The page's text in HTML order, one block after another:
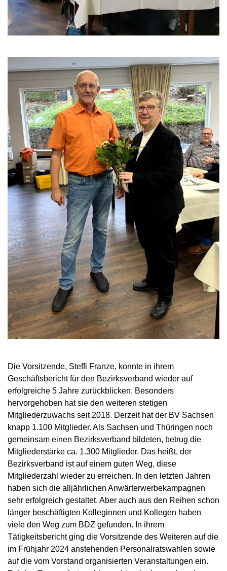
Die Vorsitzende, Steffi Franze, konnte in ihrem
Geschäftsbericht für den Bezirksverband wieder auf
erfolgreiche 5 Jahre zurückblicken. Besonders
hervorgehoben hat sie den weiteren stetigen
Mitgliederzuwachs seit 2018. Derzeit hat der BV Sachsen
knapp 1.100 Mitglieder. Als Sachsen und Thüringen noch
gemeinsam einen Bezirksverband bildeten, betrug die
Mitgliederstärke ca. 1.300 Mitglieder. Das heißt, der
Bezirksverband ist auf einem guten Weg, diese
Mitgliederzahl wieder zu erreichen. In den letzten Jahren
haben sich die alljährlichen Anwärterwerbekampagnen
sehr erfolgreich gestaltet. Aber auch aus den Reihen schon
länger beschäftigten Kolleginnen und Kollegen haben
viele den Weg zum BDZ gefunden. In ihrem
Tätigkeitsbericht ging die Vorsitzende des Weiteren auf die
im Frühjahr 2024 anstehenden Personalratswahlen sowie
auf die vom Vorstand organisierten Veranstaltungen ein.